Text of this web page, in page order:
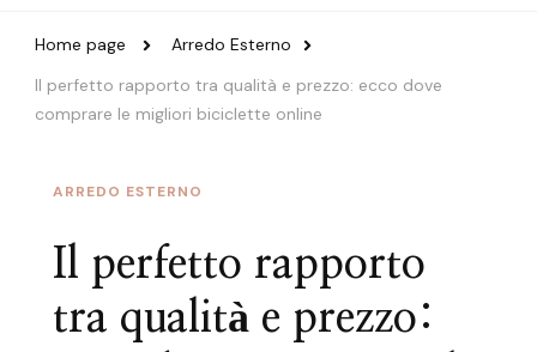
Home page
Arredo Esterno
Il perfetto rapporto tra qualità e prezzo: ecco dove
comprare le migliori biciclette online
ARREDO ESTERNO
Il perfetto rapporto
tra qualità e prezzo: